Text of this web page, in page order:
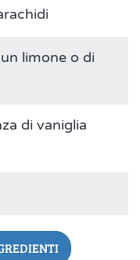
limone o di
di vaniglia